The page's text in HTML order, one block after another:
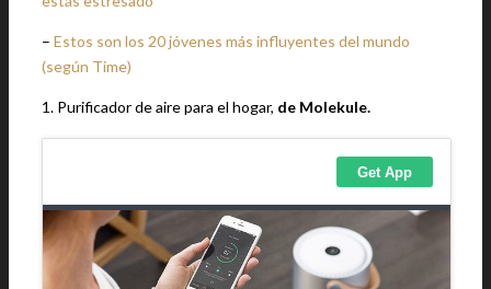
– Estos son los 20 jóvenes más influyentes del mundo
(según Time)
1. Purificador de aire para el hogar, de Molekule.